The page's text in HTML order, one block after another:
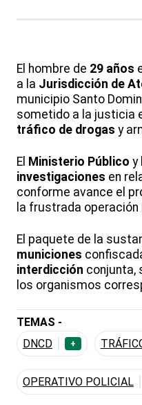
El hombre de 29 años
a la Jurisdicción de
municipio Santo
sometido a la justicia
tráfico de drogas y
El Ministerio Público y
investigaciones en
conforme avance el
la frustrada operación
El paquete de la
municiones
interdicción conjunta,
los organismos
TEMAS -
DNCD
+
OPERATIVO POLICIAL